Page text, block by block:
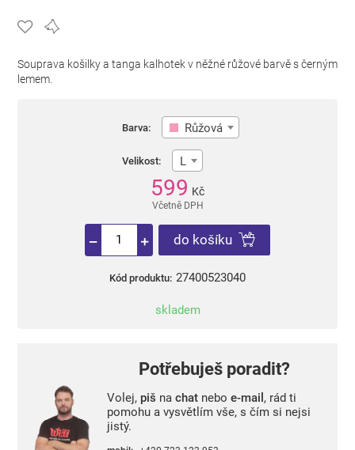
Souprava košilky a tanga kalhotek v něžné růžové barvě s černým
lemem.
Barva: Růžová
Velikost: L
599 Kč
Včetně DPH
do košíku
Kód produktu: 27400523040
skladem
Potřebuješ poradit?
Volej, piš na chatnebo e-mail , rád ti
pomohu a vysvětlím vše, s čím si nejsi
jistý.